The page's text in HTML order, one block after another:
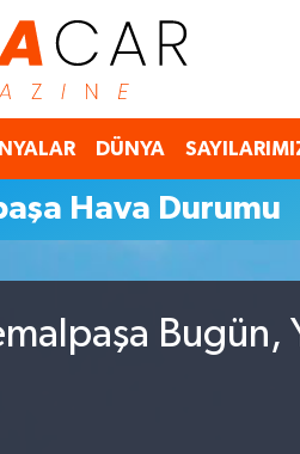
DÜNYA
Hava Durumu
Bugün,